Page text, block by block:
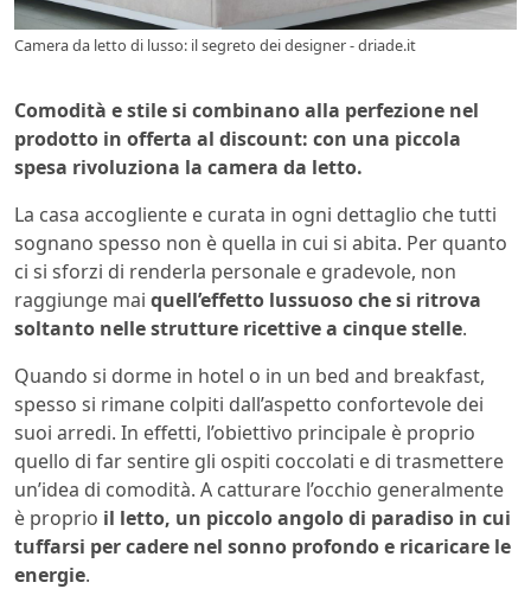
Camera da letto di lusso: il segreto dei designer - driade.it
Comodità e stile si combinano alla perfezione nel
prodotto in offerta al discount: con una piccola
spesa rivoluziona la camera da letto.
La casa accogliente e curata in ogni dettaglio che tutti
sognano spesso non è quella in cui si abita. Per quanto
ci si sforzi di renderla personale e gradevole, non
raggiunge mai quell’effetto lussuoso che si ritrova
soltanto nelle strutture ricettive a cinque stelle.
Quando si dorme in hotel o in un bed and breakfast,
spesso si rimane colpiti dall’aspetto confortevole dei
suoi arredi. In effetti, l’obiettivo principale è proprio
quello di far sentire gli ospiti coccolati e di trasmettere
un’idea di comodità. A catturare l’occhio generalmente
è proprio il letto, un piccolo angolo di paradiso in cui
tuffarsi per cadere nel sonno profondo e ricaricare le
energie.